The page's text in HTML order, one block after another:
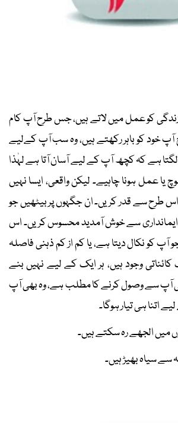
کو عمل میں لاتے ہیں، جس طرح آپ کام
خود کو باہر رکھتے ہیں، وہ سب آپ کےلیے
لگتا ہے کہ کچھ آپ کے لیے آسان آتا ہے لہٰذا
یا عمل ہونا چاہیے۔ لیکن واقعی، ایسا نہیں
طرح سے قدر کریں۔ ان جگہوں پر بیٹھیں جو
ایمانداری سے خوش آمدید محسوس کریں۔ اس
کو نکال دیتا ہے، یا کم از کم ذہنی فاصلہ
کائناتی وجود ہیں، ہر ایک کے لیے نہیں بنے
آپ سے وصول کرنے کا مطلب ہے، وہ بھی آپ
اتنا ہی تیار ہوگا۔
الجھے رہ سکتے ہیں۔
سیاہ بھیڑ ہیں۔